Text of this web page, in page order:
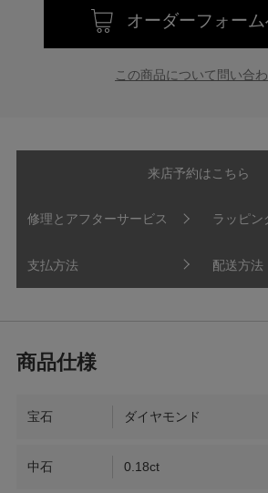
オーダーフォー
この商品について問い合
来店予約はこちら
修理とアフターサービス ラッピン
支払方法 配送方法
宝石 ダイヤモンド
中石 0.18ct